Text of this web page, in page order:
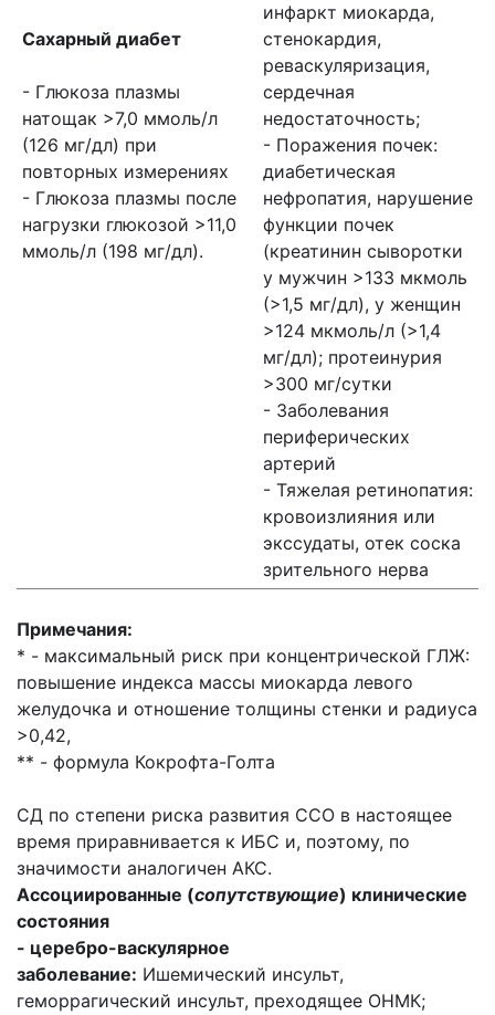
Сахарный диабет
- Глюкоза плазмы
натощак >7,0 ммоль/л
(126 мг/дл) при
повторных измерениях
- Глюкоза плазмы после
нагрузки глюкозой >11,0
ммоль/л (198 мг/дл).
инфаркт миокарда,
стенокардия,
реваскуляризация,
сердечная
недостаточность;
- Поражения почек:
диабетическая
нефропатия, нарушение
функции почек
(креатинин сыворотки
у мужчин >133 мкмоль
(>1,5 мг/дл), у женщин
>124 мкмоль/л (>1,4
мг/дл); протеинурия
>300 мг/сутки
- Заболевания
периферических
артерий
- Тяжелая ретинопатия:
кровоизлияния или
экссудаты, отек соска
зрительного нерва
Примечания:
* - максимальный риск при концентрической ГЛЖ:
повышение индекса массы миокарда левого
желудочка и отношение толщины стенки и радиуса
>0,42,
** - формула Кокрофта-Голта
СД по степени риска развития ССО в настоящее
время приравнивается к ИБС и, поэтому, по
значимости аналогичен АКС.
Ассоциированные (сопутствующие) клинические
состояния
- церебро-васкулярное
заболевание: Ишемический инсульт,
геморрагический инсульт, преходящее ОНМК;